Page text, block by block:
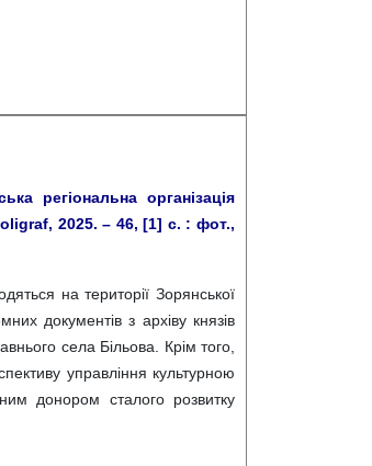
регіональна організація
2025. – 46, [1] с. : фот.,
на території Зорянської
документів з архіву князів
села Більова. Крім того,
управління культурною
донором сталого розвитку